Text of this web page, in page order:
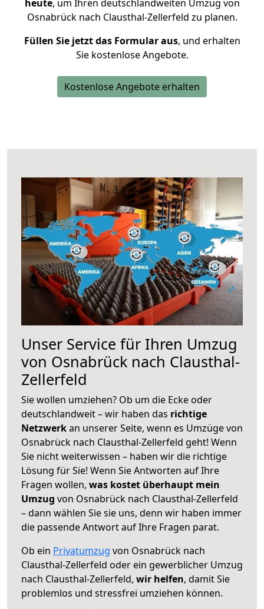
heute, um Ihren deutschlandweiten Umzug von
Osnabrück nach Clausthal-Zellerfeld zu planen.
Füllen Sie jetzt das Formular aus, und erhalten
Sie kostenlose Angebote.
Kostenlose Angebote erhalten
Unser Service für Ihren Umzug
von Osnabrück nach Clausthal-
Zellerfeld
Sie wollen umziehen? Ob um die Ecke oder
deutschlandweit – wir haben das richtige
Netzwerkan unserer Seite, wenn es Umzüge von
Osnabrück nach Clausthal-Zellerfeld geht! Wenn
Sie nicht weiterwissen – haben wir die richtige
Lösung für Sie! Wenn Sie Antworten auf Ihre
Fragen wollen, was kostet überhaupt mein
Umzug von Osnabrück nach Clausthal-Zellerfeld
– dann wählen Sie sie uns, denn wir haben immer
die passende Antwort auf Ihre Fragen parat.
Ob ein Privatumzug von Osnabrück nach
Clausthal-Zellerfeld oder ein gewerblicher Umzug
nach Clausthal-Zellerfeld, wir helfen, damit Sie
problemlos und stressfrei umziehen können.